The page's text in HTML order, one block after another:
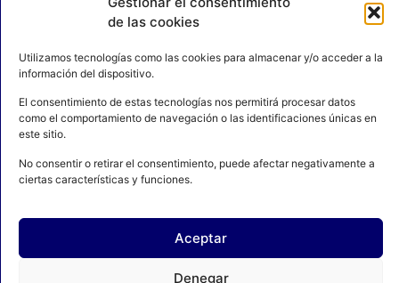
de las cookies
Utilizamos tecnologías como las cookies para almacenar y/o acceder a la
información del dispositivo.
El consentimiento de estas tecnologías nos permitirá procesar datos
como el comportamiento de navegación o las identificaciones únicas en
este sitio.
No consentir o retirar el consentimiento, puede afectar negativamente a
ciertas características y funciones.
Aceptar
Denegar
AVISO LEGAL
POLÍTICA DE PRIVACIDAD
POLÍTICA DE COOKIES
CONTACTO MAPA DEL SITIO